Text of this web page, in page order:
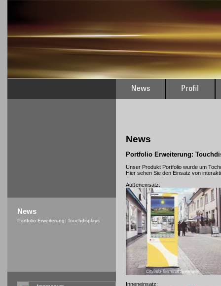
News
Portfolio Erweiterung:
Unser Produkt Portfolio wurde um
Hier sehen Sie den Einsatz von
Außeneinsatz:
Inneneinsatz:
News
Portfolio Erweiterung: Touchdisplays